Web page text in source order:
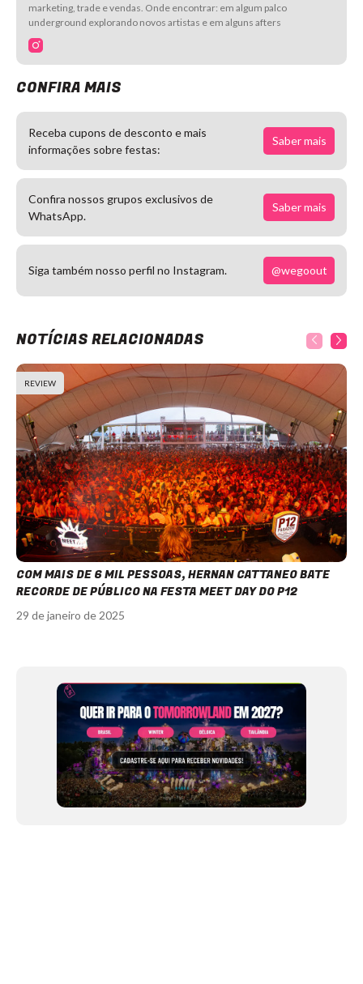
marketing, trade e vendas. Onde encontrar: em algum palco
underground explorando novos artistas e em alguns afters
CONFIRA MAIS
Receba cupons de desconto e mais
informações sobre festas:
Saber mais
Confira nossos grupos exclusivos de
WhatsApp.
Saber mais
Siga também nosso perfil no Instagram. @wegoout
NOTÍCIAS RELACIONADAS
REVIEW
COM MAIS DE 6 MIL PESSOAS, HERNAN CATTANEO BATE
RECORDE DE PÚBLICO NA FESTA MEET DAY DO P12
29 de janeiro de 2025